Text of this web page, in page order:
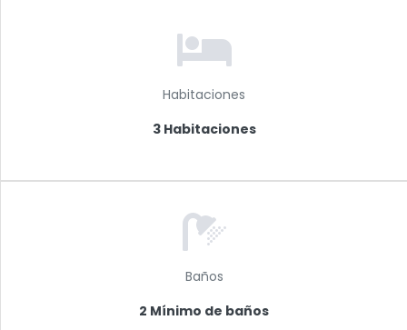
Habitaciones
3 Habitaciones
Baños
2 Mínimo de baños